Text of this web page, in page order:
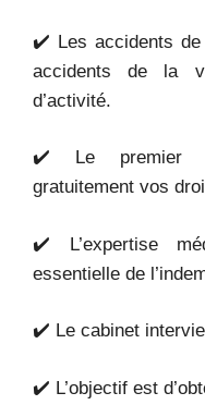
✔️ Les accidents de
accidents de la
d’activité.
✔️ Le premier
gratuitement vos
✔️ L’expertise
essentielle de
✔️ Le cabinet
✔️ L’objectif est